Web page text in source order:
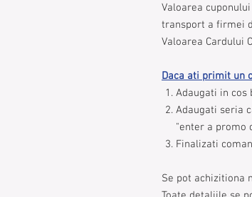
Valoarea
transport a firmei
Valoarea Cardului
Daca ati primit un
Adaugati in
Adaugati seria
"enter a promo
Finalizati
Se pot achizitiona